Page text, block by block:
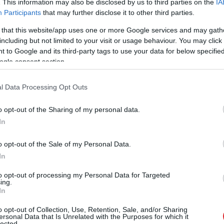
This information may also be disclosed by us to third parties on the
Participants that may further disclose it to other third parties.
that this website/app uses one or more Google services and may
but not limited to your visit or usage behaviour. You may
to Google and its third-party tags to use your data for below
consent section.
Data Processing Opt Outs
opt-out of the Sharing of my personal data.
opt-out of the Sale of my Personal Data.
opt-out of processing my Personal Data for Targeted
opt-out of Collection, Use, Retention, Sale, and/or Sharing
Data that Is Unrelated with the Purposes for which it
militārie plāni attiecībā uz NATO valstīm.
būs kaut kādi plāni attiecībā uz NATO
jaunā kolēģe [Lielbritānijas ārlietu ministre]
ministrs.
atklāj
soli: risks
vēstule sacēlusi vētru